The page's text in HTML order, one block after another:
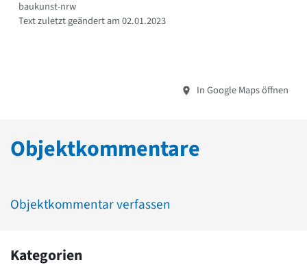
baukunst-nrw
Text zuletzt geändert am 02.01.2023
In Google Maps öffnen
Objektkommentare
Objektkommentar verfassen
Kategorien